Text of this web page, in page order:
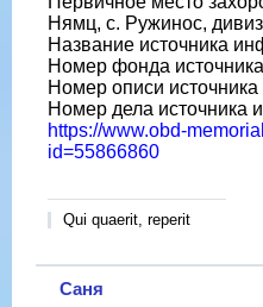
Нямц, с. Ружинос,
Название источника
Номер фонда
Номер описи
Номер дела источника
https://www.obd-
id=55866860
Qui quaerit, reperit
Саня